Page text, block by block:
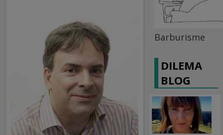
Barburisme
DILEMA
BLOG